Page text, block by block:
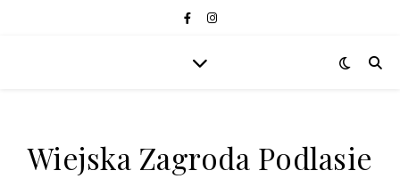
Wiejska Zagroda Podlasie